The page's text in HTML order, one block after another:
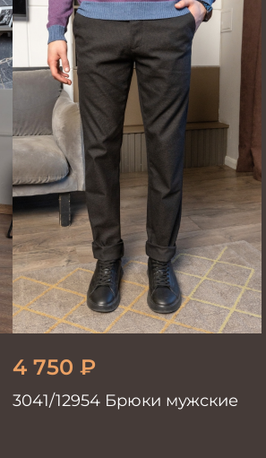
100%лён
4 750 ₽
3041/12954 Брюки мужские